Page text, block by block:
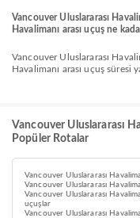
Vancouver Uluslararası
Havalimanı arası uçuş ne
Vancouver Uluslararası Havalimanı - John C Munro Hamilton Uluslararası
Havalimanı arası uçuş süresi
Vancouver Uluslararası
Popüler Rotalar
Vancouver Uluslararası
Vancouver Uluslararası
Vancouver Uluslararası
uçuşlar
Vancouver Uluslararası